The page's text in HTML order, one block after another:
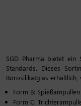
SGD Pharma bietet ein
Standards. Dieses
Borosilikatglas
Form B: Spießampullen
Form C: